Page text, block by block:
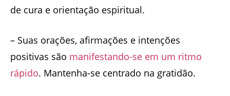
de cura e orientação espiritual.
– Suas orações, afirmações e intenções
positivas são manifestando-se em um ritmo
rápido. Mantenha-se centrado na gratidão.